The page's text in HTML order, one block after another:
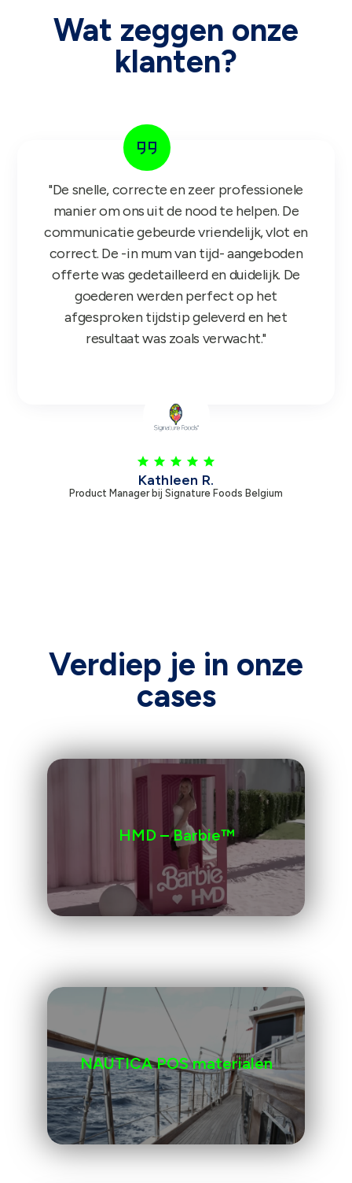
Wat zeggen onze
klanten?
Kathleen R.
Product Manager bij Signature Foods Belgium
"De snelle, correcte en zeer professionele
manier om ons uit de nood te helpen. De
communicatie gebeurde vriendelijk, vlot en
correct. De -in mum van tijd- aangeboden
offerte was gedetailleerd en duidelijk. De
goederen werden perfect op het
afgesproken tijdstip geleverd en het
resultaat was zoals verwacht."
Verdiep je in onze
cases
HMD – Barbie™️
NAUTICA POS materialen